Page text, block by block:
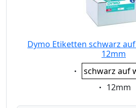
Dymo Etiketten schwarz
12mm
Eigenschaft:
schwarz auf
12mm